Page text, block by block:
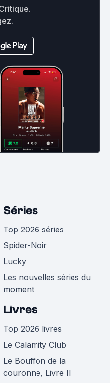
Séries
Top 2026 séries
Spider-Noir
Lucky
Les nouvelles séries du
moment
Livres
Top 2026 livres
Le Calamity Club
Le Bouffon de la
couronne, Livre II